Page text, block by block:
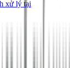
xử lý tại